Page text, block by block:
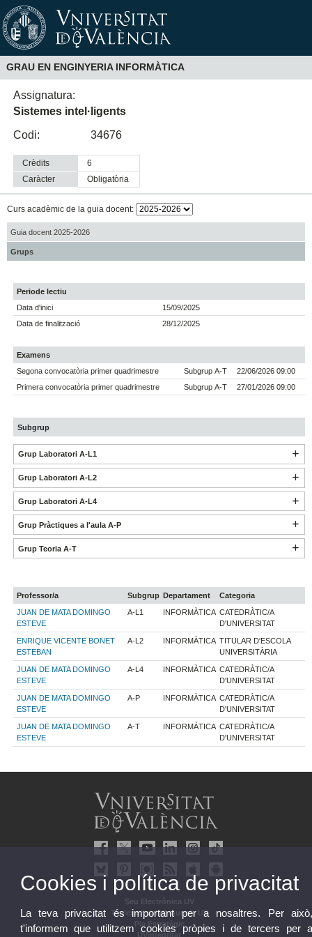
GRAU EN ENGINYERIA INFORMÀTICA
Assignatura:
Sistemes intel·ligents
Codi:
34676
Crèdits
6
Caràcter
obligatòria
Curs acadèmic de la guia docent:
Guia docent 2025-2026
Grups
Periode lectiu
Data d'inici
15/09/2025
Data de finalització
28/12/2025
Examens
Segona convocatòria primer quadrimestre
Subgrup A-T
22/06/2026 09:00
Primera convocatòria primer quadrimestre
Subgrup A-T 27/01/2026 09:00
Subgrup
Grup Laboratori A-L1
Grup Laboratori A-L2
Grup Laboratori A-L4
Grup Pràctiques a l'aula A-P
Grup Teoria A-T
Professor/a Subgrup Departament
Categoria
JUAN DE MATA DOMINGO
ESTEVE
A-L1 INFORMÀTICA CATEDRÀTIC/A
D'UNIVERSITAT
ENRIQUE VICENTE BONET
ESTEBAN
A-L2 INFORMÀTICA TITULAR D'ESCOLA
UNIVERSITÀRIA
JUAN DE MATA DOMINGO
ESTEVE
A-L4 INFORMÀTICA CATEDRÀTIC/A
D'UNIVERSITAT
JUAN DE MATA DOMINGO
ESTEVE
A-P INFORMÀTICA CATEDRÀTIC/A
D'UNIVERSITAT
JUAN DE MATA DOMINGO
ESTEVE
A-T INFORMÀTICA CATEDRÀTIC/A
D'UNIVERSITAT
Seu Electrònica UV
Tauler oficial d'anuncis UV
Pla Estratègic
UVintegritat
Cookies i política de privacitat
La teva privacitat és important per a nosaltres. Per
t'informem que utilitzem cookies pròpies i de tercers per